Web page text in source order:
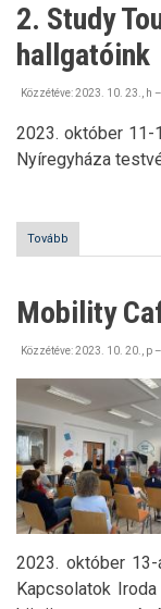
Nyíregyházi
Egyetemen)
2. Study
hallgatóink
Közzétéve:2023. 10. 23., h
2023. október 11-
Nyíregyháza
Tovább
Study
utaztak
hallgatóink)
Mobility
Közzétéve:2023. 10. 20., p
2023. október
Kapcsolatok